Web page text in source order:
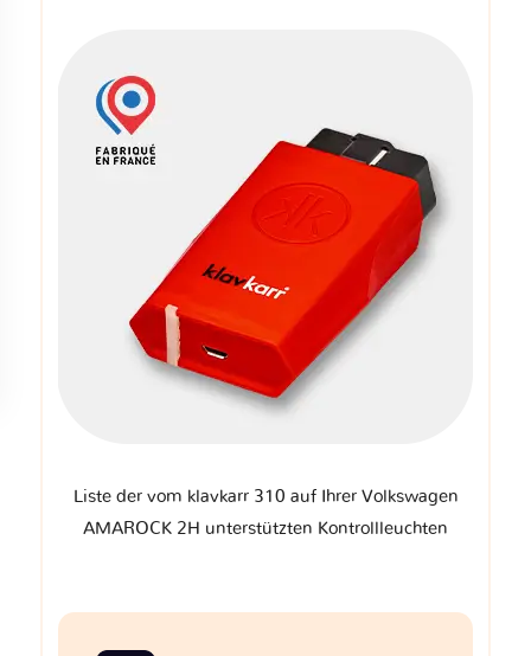
Liste der vom klavkarr 310 auf Ihrer Volkswagen
AMAROCK 2H unterstützten Kontrollleuchten